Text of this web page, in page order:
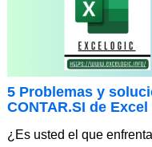
5 Problemas y
CONTAR.SI de Excel
¿Es usted el que